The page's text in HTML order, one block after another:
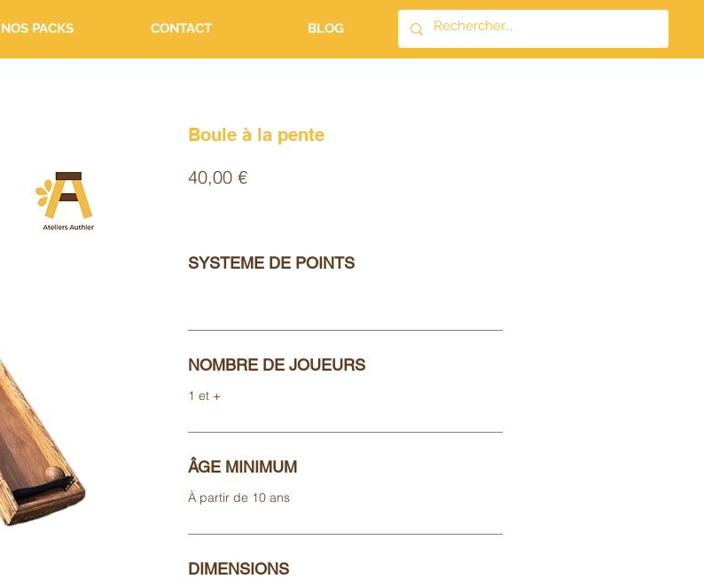
NOS PACKS CONTACT BLOG
Boule à la pente
40,00 €Prix
SYSTEME DE POINTS
NOMBRE DE JOUEURS
1 et +
ÂGE MINIMUM
À partir de 10 ans
DIMENSIONS